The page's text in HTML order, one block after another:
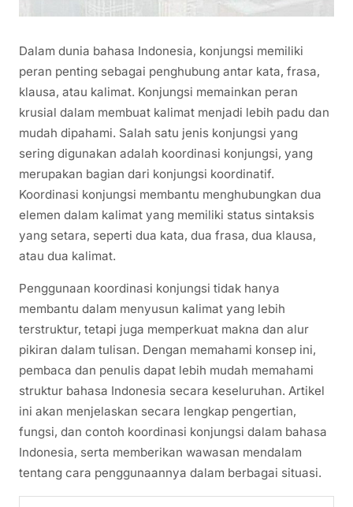
Dalam dunia bahasa Indonesia, konjungsi memiliki
peran penting sebagai penghubung antar kata, frasa,
klausa, atau kalimat. Konjungsi memainkan peran
krusial dalam membuat kalimat menjadi lebih padu dan
mudah dipahami. Salah satu jenis konjungsi yang
sering digunakan adalah koordinasi konjungsi, yang
merupakan bagian dari konjungsi koordinatif.
Koordinasi konjungsi membantu menghubungkan dua
elemen dalam kalimat yang memiliki status sintaksis
yang setara, seperti dua kata, dua frasa, dua klausa,
atau dua kalimat.
Penggunaan koordinasi konjungsi tidak hanya
membantu dalam menyusun kalimat yang lebih
terstruktur, tetapi juga memperkuat makna dan alur
pikiran dalam tulisan. Dengan memahami konsep ini,
pembaca dan penulis dapat lebih mudah memahami
struktur bahasa Indonesia secara keseluruhan. Artikel
ini akan menjelaskan secara lengkap pengertian,
fungsi, dan contoh koordinasi konjungsi dalam bahasa
Indonesia, serta memberikan wawasan mendalam
tentang cara penggunaannya dalam berbagai situasi.